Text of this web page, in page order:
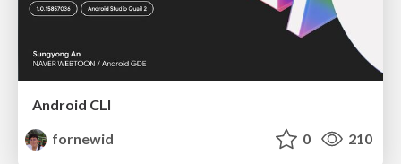
Android CLI
fornewid
0 210